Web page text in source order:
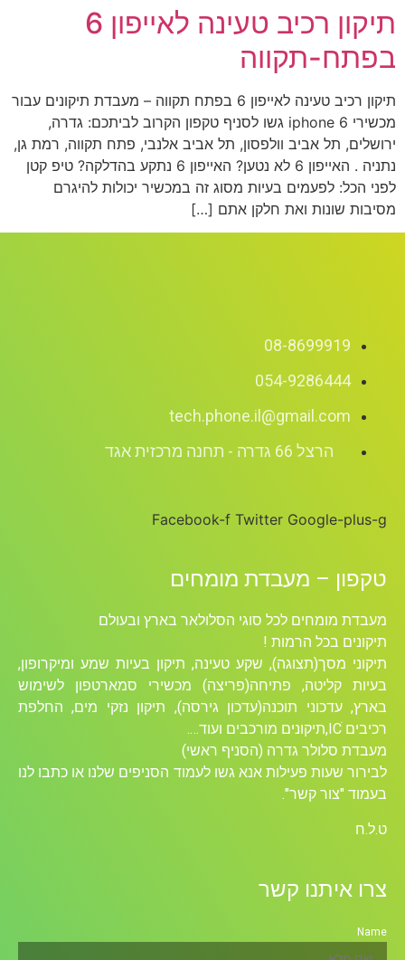
תיקון רכיב טעינה לאייפון 6
בפתח-תקווה
תיקון רכיב טעינה לאייפון 6 בפתח תקווה – מעבדת תיקונים עבור
מכשירי iphone 6 גשו לסניף טקפון הקרוב לביתכם: גדרה,
ירושלים, תל אביב וולפסון, תל אביב אלנבי, פתח תקווה, רמת גן,
נתניה . האייפון 6 לא נטען? האייפון 6 נתקע בהדלקה? טיפ קטן
לפני הכל: לפעמים בעיות מסוג זה במכשיר יכולות להיגרם
מסיבות שונות ואת חלקן אתם […]
08-8699919
054-9286444
tech.phone.il@gmail.com
הרצל 66 גדרה - תחנה מרכזית אגד
Facebook-f Twitter Google-plus-g
טקפון – מעבדת מומחים
מעבדת מומחים לכל סוגי הסלולאר בארץ ובעולם
תיקונים בכל הרמות !
תיקוני מסך(תצוגה), שקע טעינה, תיקון בעיות שמע ומיקרופון,
בעיות קליטה, פתיחה(פריצה) מכשירי סמארטפון לשימוש
בארץ, עדכוני תוכנה(עדכון גירסה), תיקון נזקי מים, החלפת
רכיבים ICׁ,תיקונים מורכבים ועוד….
מעבדת סלולר גדרה (הסניף ראשי)
לבירור שעות פעילות אנא גשו לעמוד הסניפים שלנו או כתבו לנו
בעמוד "צור קשר".
ט.ל.ח
צרו איתנו קשר
Name